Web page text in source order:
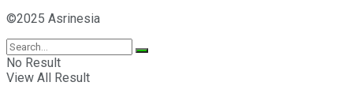
©2025 Asrinesia
No Result
View All Result